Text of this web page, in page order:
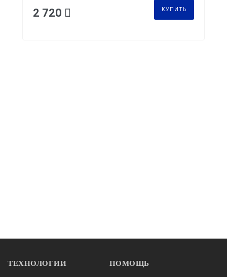
2 720 КУПИТЬ
ТЕХНОЛОГИИ ПОМОЩЬ